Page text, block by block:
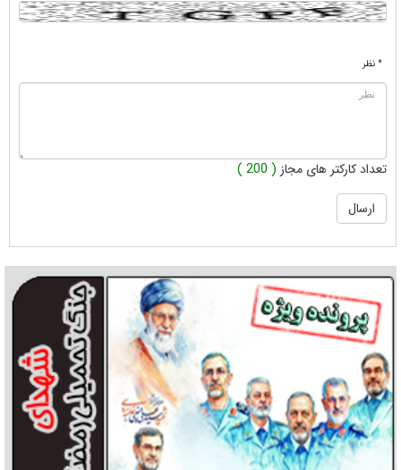
* نظر
تعداد کارکتر های مجاز ( 200 )